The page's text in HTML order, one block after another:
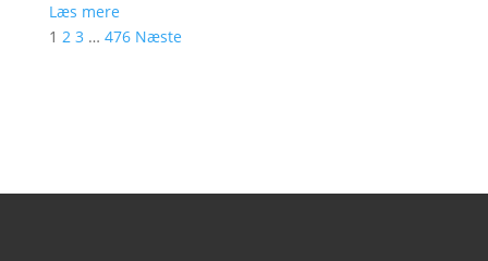
Læs mere
1 2 3 … 476 Næste